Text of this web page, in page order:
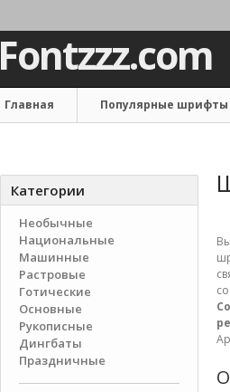
Fontzzz.com
Главная Популярные шрифты
Категории
Необычные
Национальные
Машинные
Растровые
Готические
Основные
Рукописные
Дингбаты
Праздничные